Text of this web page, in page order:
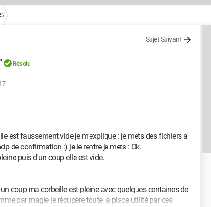
Sujet Suivant
Résolu
est faussement vide je m'explique : je mets des fichiers a
de confirmation :) je le rentre je mets : Ok.
puis d'un coup elle est vide..
coup ma corbeille est pleine avec quelques centaines de
par magie je récupère toute la place utilité par ces